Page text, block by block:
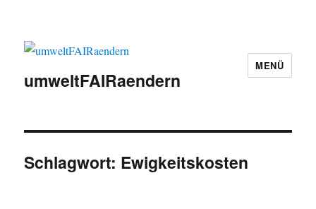
umweltFAIRaendern
MENÜ
Schlagwort: Ewigkeitskosten